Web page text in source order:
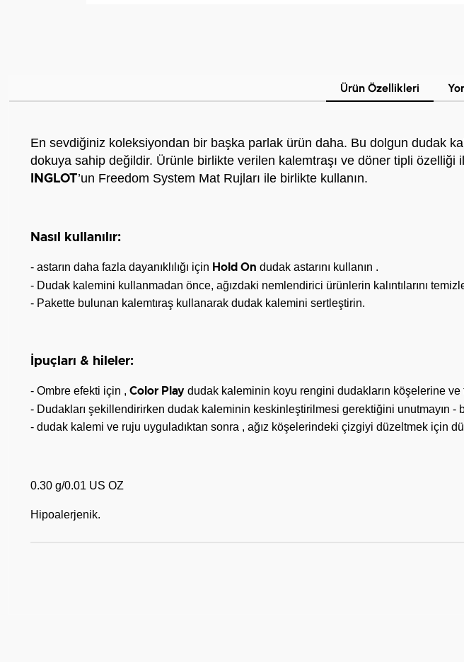
Ürün Özellikleri
En sevdiğiniz koleksiyondan bir başka parlak ürün daha. Bu dolgun dudak
dokuya sahip değildir. Ürünle birlikte verilen kalemtraşı ve döner tipli
INGLOT’un Freedom System Mat Rujları ile birlikte kullanın.
Nasıl kullanılır:
- astarın daha fazla dayanıklılığı için Hold On dudak astarını kullanın .
- Dudak kalemini kullanmadan önce, ağızdaki nemlendirici ürünlerin kalıntılarını
- Pakette bulunan kalemtıraş kullanarak dudak kalemini sertleştirin.
İpuçları & hileler:
- Ombre efekti için , Color Play dudak kaleminin koyu rengini dudakların köşelerine ve
- Dudakları şekillendirirken dudak kaleminin keskinleştirilmesi gerektiğini unutmayın
- dudak kalemi ve ruju uyguladıktan sonra , ağız köşelerindeki çizgiyi düzeltmek için
0.30 g/0.01 US OZ
Hipoalerjenik.